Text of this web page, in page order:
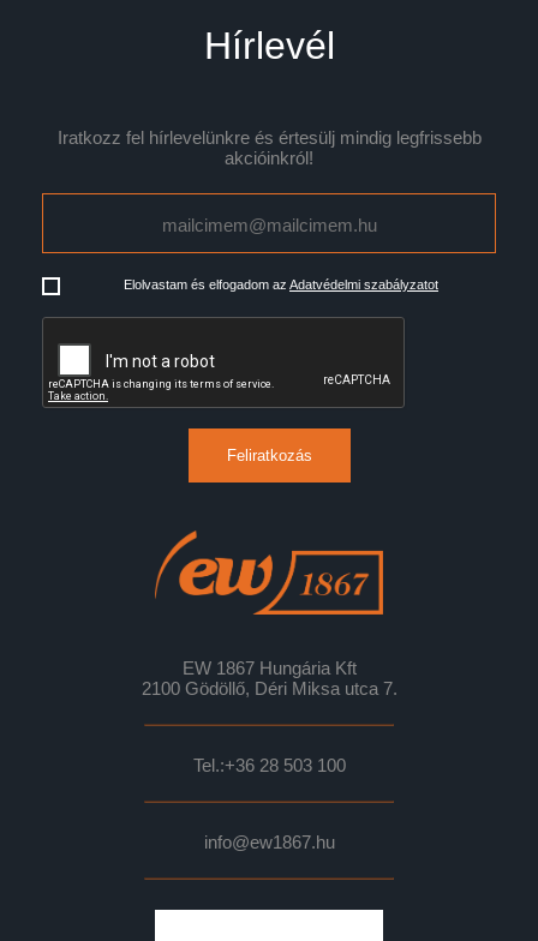
Hírlevél
Iratkozz fel hírlevelünkre és értesülj mindig legfrissebb
akcióinkról!
Elolvastam és elfogadom az Adatvédelmi szabályzatot
Feliratkozás
EW 1867 Hungária Kft
2100 Gödöllő, Déri Miksa utca 7.
Tel.:+36 28 503 100
info@ew1867.hu